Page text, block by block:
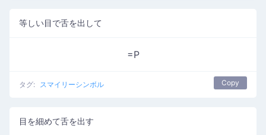
等しい目で舌を出して
=P
タグ: スマイリーシンボル Copy
目を細めて舌を出す